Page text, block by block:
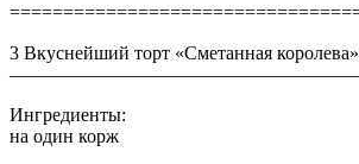
3 Вкуснейший торт «Сметанная королева»
Ингредиенты:
на один корж